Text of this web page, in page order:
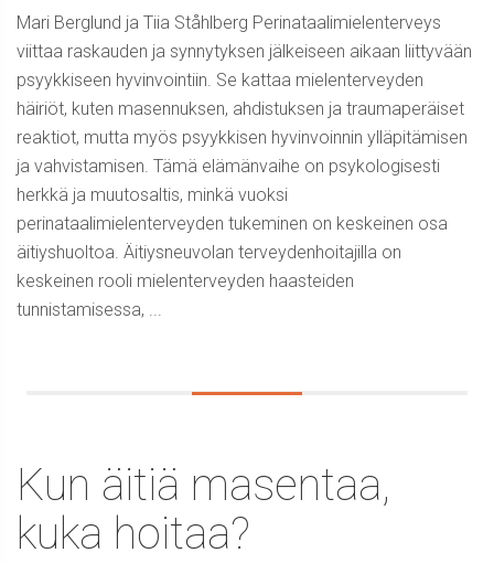
Mari Berglund ja Tiia Ståhlberg Perinataalimielenterveys
viittaa raskauden ja synnytyksen jälkeiseen aikaan liittyvään
psyykkiseen hyvinvointiin. Se kattaa mielenterveyden
häiriöt, kuten masennuksen, ahdistuksen ja traumaperäiset
reaktiot, mutta myös psyykkisen hyvinvoinnin ylläpitämisen
ja vahvistamisen. Tämä elämänvaihe on psykologisesti
herkkä ja muutosaltis, minkä vuoksi
perinataalimielenterveyden tukeminen on keskeinen osa
äitiyshuoltoa. Äitiysneuvolan terveydenhoitajilla on
keskeinen rooli mielenterveyden haasteiden
tunnistamisessa, ...
Kun äitiä masentaa,
kuka hoitaa?